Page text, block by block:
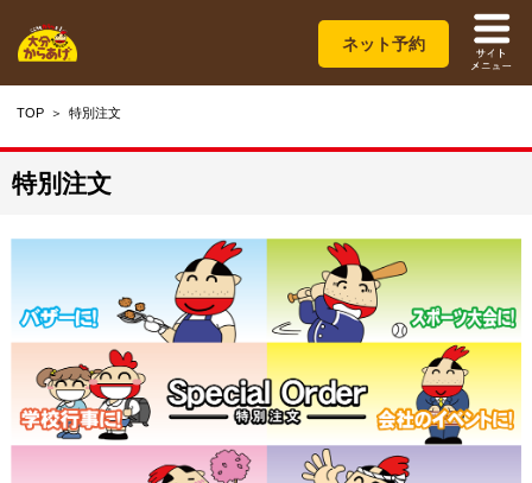
ネット予約
TOP 特別注文
特別注文